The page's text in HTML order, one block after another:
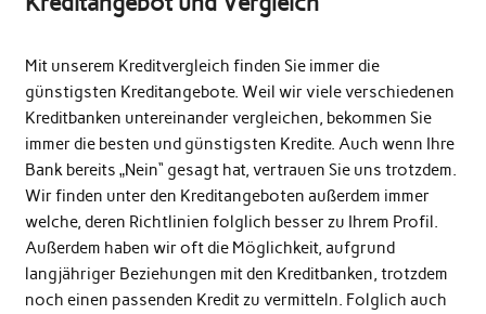
Mit unserem Kreditvergleich finden Sie immer die
günstigsten Kreditangebote. Weil wir viele verschiedenen
Kreditbanken untereinander vergleichen, bekommen Sie
immer die besten und günstigsten Kredite. Auch wenn Ihre
Bank bereits „Nein“ gesagt hat, vertrauen Sie uns trotzdem.
Wir finden unter den Kreditangeboten außerdem immer
welche, deren Richtlinien folglich besser zu Ihrem Profil.
Außerdem haben wir oft die Möglichkeit, aufgrund
langjähriger Beziehungen mit den Kreditbanken, trotzdem
noch einen passenden Kredit zu vermitteln. Folglich auch